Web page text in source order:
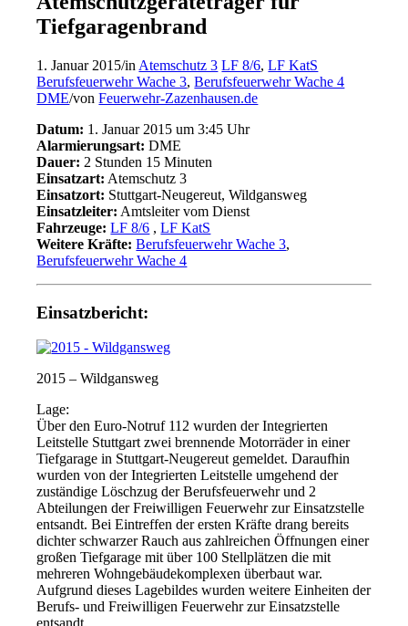
Tiefgaragenbrand
1. Januar 2015/in Atemschutz 3 LF 8/6,LF KatS
Berufsfeuerwehr Wache 3,Berufsfeuerwehr Wache 4
DME/vonFeuerwehr-Zazenhausen.de
Datum: 1. Januar 2015 um 3:45 Uhr
Alarmierungsart: DME
Dauer: 2 Stunden 15 Minuten
Einsatzart: Atemschutz 3
Einsatzort: Stuttgart-Neugereut, Wildgansweg
Einsatzleiter: Amtsleiter vom Dienst
Fahrzeuge: LF 8/6 ,LF KatS
Weitere Kräfte: Berufsfeuerwehr Wache 3,
Berufsfeuerwehr Wache 4
Einsatzbericht:
2015 – Wildgansweg
Lage:
Über den Euro-Notruf 112 wurden der Integrierten
Leitstelle Stuttgart zwei brennende Motorräder in einer
Tiefgarage in Stuttgart-Neugereut gemeldet. Daraufhin
wurden von der Integrierten Leitstelle umgehend der
zuständige Löschzug der Berufsfeuerwehr und 2
Abteilungen der Freiwilligen Feuerwehr zur Einsatzstelle
entsandt. Bei Eintreffen der ersten Kräfte drang bereits
dichter schwarzer Rauch aus zahlreichen Öffnungen einer
großen Tiefgarage mit über 100 Stellplätzen die mit
mehreren Wohngebäudekomplexen überbaut war.
Aufgrund dieses Lagebildes wurden weitere Einheiten der
Berufs- und Freiwilligen Feuerwehr zur Einsatzstelle